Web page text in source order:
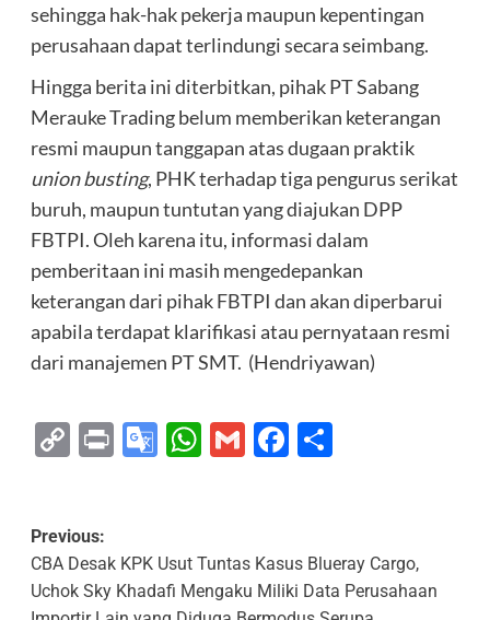
sehingga hak-hak pekerja maupun kepentingan
perusahaan dapat terlindungi secara seimbang.
Hingga berita ini diterbitkan, pihak PT Sabang
Merauke Trading belum memberikan keterangan
resmi maupun tanggapan atas dugaan praktik
union busting, PHK terhadap tiga pengurus serikat
buruh, maupun tuntutan yang diajukan DPP
FBTPI. Oleh karena itu, informasi dalam
pemberitaan ini masih mengedepankan
keterangan dari pihak FBTPI dan akan diperbarui
apabila terdapat klarifikasi atau pernyataan resmi
dari manajemen PT SMT. (Hendriyawan)
CopyPrintGoogle
WhatsApp
GmailFacebook
Share
Previous:
CBA Desak KPK Usut Tuntas Kasus Blueray Cargo,
Uchok Sky Khadafi Mengaku Miliki Data Perusahaan